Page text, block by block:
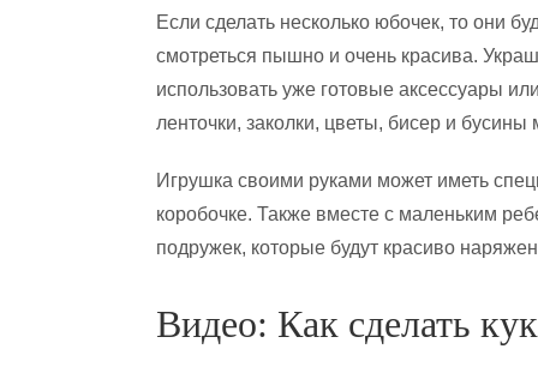
Если сделать несколько юбочек, то они
смотреться пышно и очень красива.
использовать уже готовые аксессуары
ленточки, заколки, цветы, бисер и
Игрушка своими руками может иметь
коробочке. Также вместе с маленьким
подружек, которые будут красиво
Видео: Как сделать